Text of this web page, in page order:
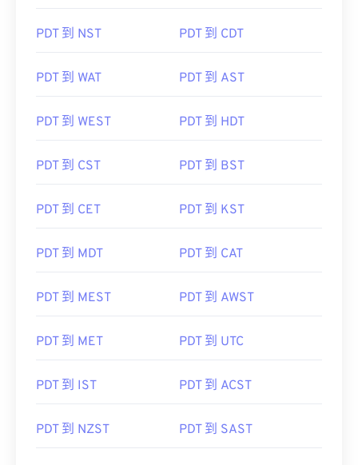
PDT 到 NST PDT 到 CDT
PDT 到 WAT PDT 到 AST
PDT 到 WEST PDT 到 HDT
PDT 到 CST PDT 到 BST
PDT 到 CET PDT 到 KST
PDT 到 MDT PDT 到 CAT
PDT 到 MEST PDT 到 AWST
PDT 到 MET PDT 到 UTC
PDT 到 IST PDT 到 ACST
PDT 到 NZST PDT 到 SAST